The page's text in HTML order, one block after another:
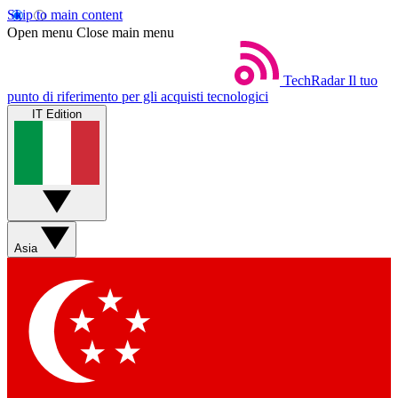
Skip to main content
Open menu Close main menu
TechRadar Il tuo
punto di riferimento per gli acquisti tecnologici
IT Edition
Asia